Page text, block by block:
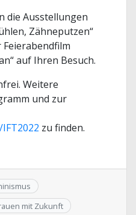
die Ausstellungen
Zähneputzen“
Feierabendfilm
auf Ihren Besuch.
Weitere
und zur
zu finden.
mit Zukunft